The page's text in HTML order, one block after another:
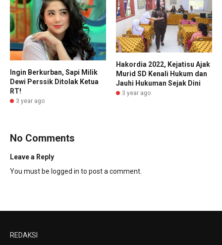
Ingin Berkurban, Sapi Milik
Dewi Perssik Ditolak Ketua
RT!
3 year ago
Hakordia 2022, Kejatisu Ajak
Murid SD Kenali Hukum dan
Jauhi Hukuman Sejak Dini
3 year ago
No Comments
Leave a Reply
You must be logged in to post a comment.
REDAKSI